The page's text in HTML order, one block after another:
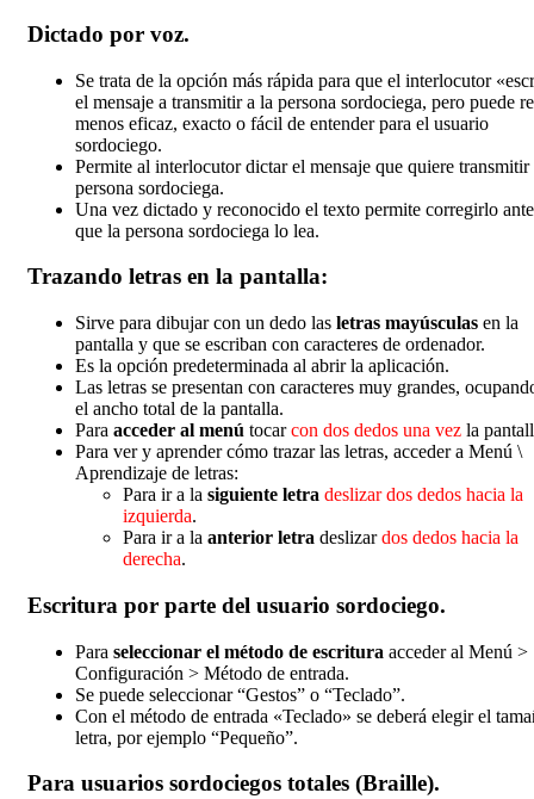
Dictado por voz.
Se trata de la opción más rápida para que el interlocutor
el mensaje a transmitir a la persona sordociega, pero puede
menos eficaz, exacto o fácil de entender para el usuario
sordociego.
Permite al interlocutor dictar el mensaje que quiere transmitir
persona sordociega.
Una vez dictado y reconocido el texto permite corregirlo
que la persona sordociega lo lea.
Trazando letras en la pantalla:
Sirve para dibujar con un dedo las letras mayúsculas en la
pantalla y que se escriban con caracteres de ordenador.
Es la opción predeterminada al abrir la aplicación.
Las letras se presentan con caracteres muy grandes,
el ancho total de la pantalla.
Para acceder al menú tocarcon dos dedos una vez la
Para ver y aprender cómo trazar las letras, acceder a Menú \
Aprendizaje de letras:
Para ir a la siguiente letra deslizar dos dedos hacia la
izquierda.
Para ir a la anterior letra deslizardos dedos hacia la
derecha.
Escritura por parte del usuario sordociego.
Para seleccionar el método de escritura acceder al Menú >
Configuración > Método de entrada.
Se puede seleccionar “Gestos” o “Teclado”.
Con el método de entrada «Teclado» se deberá elegir el
letra, por ejemplo “Pequeño”.
Para usuarios sordociegos totales (Braille).